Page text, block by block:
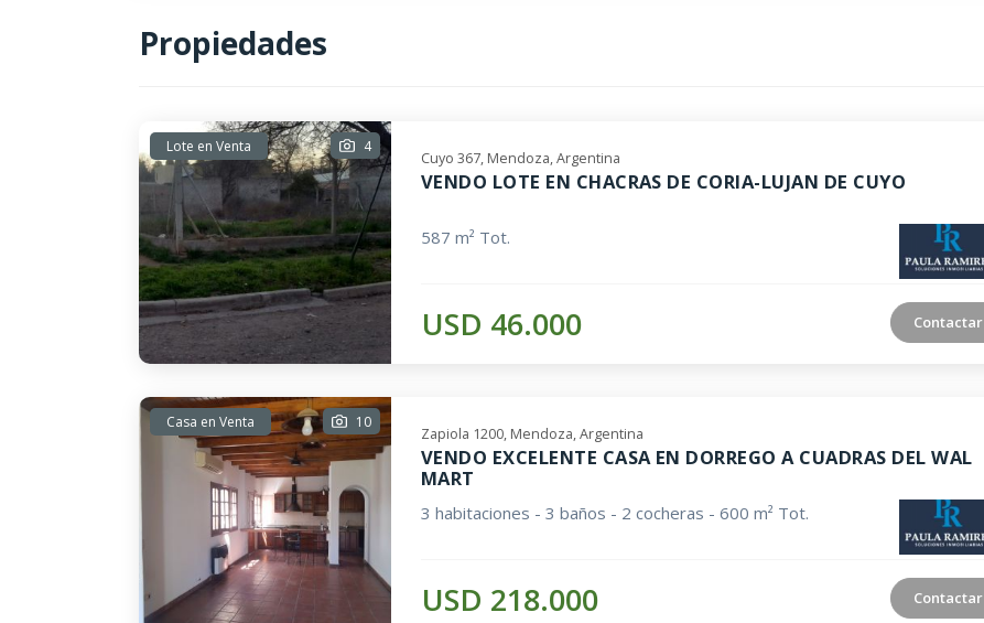
Propiedades
Lote en Venta 4
Cuyo 367, Mendoza, Argentina
VENDO LOTE EN CHACRAS DE CORIA-LUJAN DE CUYO
587 m² Tot.
USD 46.000 Contactar
Casa en Venta 10
Zapiola 1200, Mendoza, Argentina
VENDO EXCELENTE CASA EN DORREGO A CUADRAS DEL WAL
MART
3 habitaciones - 3 baños - 2 cocheras - 600 m² Tot.
USD 218.000 Contactar